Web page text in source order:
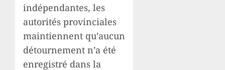
indépendantes, les
autorités provinciales
maintiennent qu’aucun
détournement n’a été
enregistré dans la